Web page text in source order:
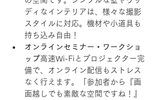
ディなインテリアは、様々な撮影
スタイルに対応。機材や小道具も
持ち込み自由！
オンラインセミナー・ワークショ
ップ高速Wi-Fiとプロジェクター完
備で、オンライン配信もストレス
なく行えます。「参加者から『画
面越しでも素敵な空間ですね！』